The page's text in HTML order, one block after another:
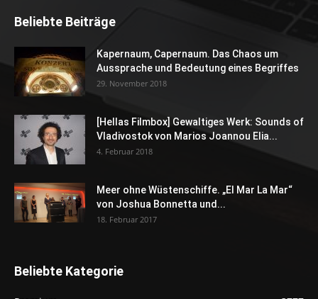
Beliebte Beiträge
Kapernaum, Capernaum. Das Chaos um
Aussprache und Bedeutung eines Begriffes
29. November 2018
[Hellas Filmbox] Gewaltiges Werk: Sounds of
Vladivostok von Marios Joannou Elia...
4. Februar 2018
Meer ohne Wüstenschiffe. „El Mar La Mar“
von Joshua Bonnetta und...
18. Februar 2017
Beliebte Kategorie